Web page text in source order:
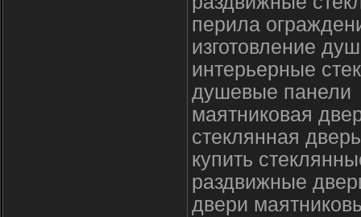
перила
изготовление
интерьерные
душевые панели
маятниковая
стеклянная
купить
раздвижные
двери